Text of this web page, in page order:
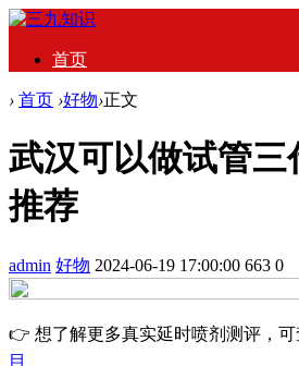
首页
› 首页 ›好物›正文
武汉可以做试管三
推荐
admin 好物 2024-06-19 17:00:00 663 0
👉 想了解更多真实延时喷剂测评，可
目